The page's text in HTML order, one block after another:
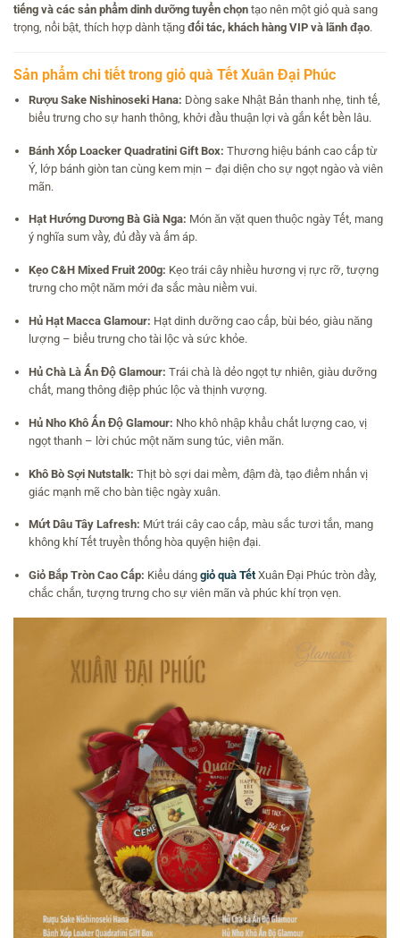
tiếng và các sản phẩm dinh dưỡng tuyển chọn tạo nên một giỏ quà sang
trọng, nổi bật, thích hợp dành tặng đối tác, khách hàng VIP và lãnh đạo.
Sản phẩm chi tiết trong giỏ quà Tết Xuân Đại Phúc
Rượu Sake Nishinoseki Hana: Dòng sake Nhật Bản thanh nhẹ, tinh tế,
biểu trưng cho sự hanh thông, khởi đầu thuận lợi và gắn kết bền lâu.
Bánh Xốp Loacker Quadratini Gift Box: Thương hiệu bánh cao cấp từ
Ý, lớp bánh giòn tan cùng kem mịn – đại diện cho sự ngọt ngào và viên
mãn.
Hạt Hướng Dương Bà Già Nga: Món ăn vặt quen thuộc ngày Tết, mang
ý nghĩa sum vầy, đủ đầy và ấm áp.
Kẹo C&H Mixed Fruit 200g: Kẹo trái cây nhiều hương vị rực rỡ, tượng
trưng cho một năm mới đa sắc màu niềm vui.
Hủ Hạt Macca Glamour: Hạt dinh dưỡng cao cấp, bùi béo, giàu năng
lượng – biểu trưng cho tài lộc và sức khỏe.
Hủ Chà Là Ấn Độ Glamour: Trái chà là dẻo ngọt tự nhiên, giàu dưỡng
chất, mang thông điệp phúc lộc và thịnh vượng.
Hủ Nho Khô Ấn Độ Glamour: Nho khô nhập khẩu chất lượng cao, vị
ngọt thanh – lời chúc một năm sung túc, viên mãn.
Khô Bò Sợi Nutstalk: Thịt bò sợi dai mềm, đậm đà, tạo điểm nhấn vị
giác mạnh mẽ cho bàn tiệc ngày xuân.
Mứt Dâu Tây Lafresh: Mứt trái cây cao cấp, màu sắc tươi tắn, mang
không khí Tết truyền thống hòa quyện hiện đại.
Giỏ Bắp Tròn Cao Cấp: Kiểu dáng giỏ quà TếtXuân Đại Phúc tròn đầy,
chắc chắn, tượng trưng cho sự viên mãn và phúc khí trọn vẹn.